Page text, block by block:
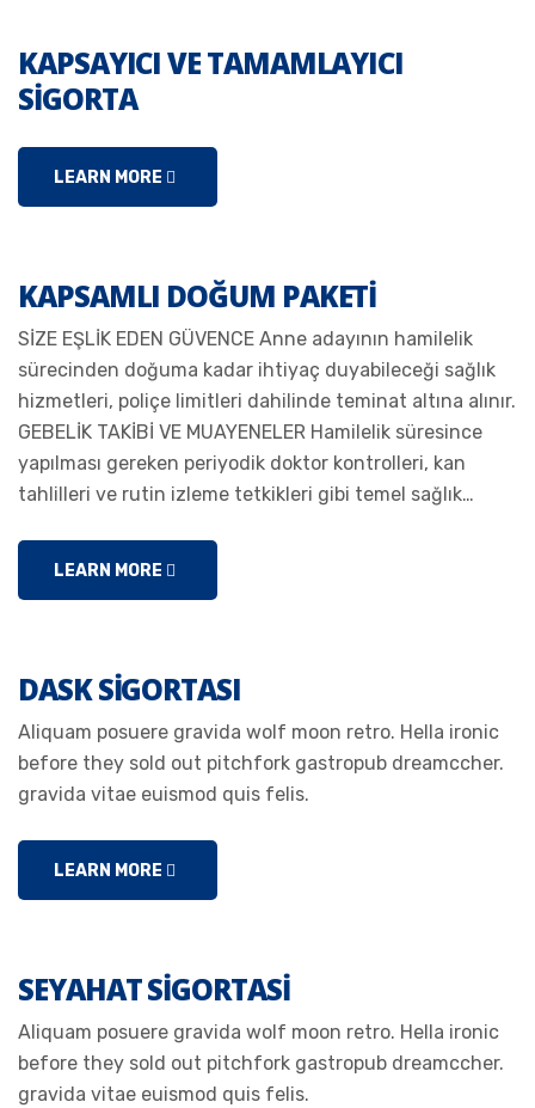
KAPSAYICI VE TAMAMLAYICI
SIGORTA
LEARN MORE
KAPSAMLI DOĞUM PAKETI
SİZE EŞLİK EDEN GÜVENCE Anne adayının hamilelik
sürecinden doğuma kadar ihtiyaç duyabileceği sağlık
hizmetleri, poliçe limitleri dahilinde teminat altına alınır.
GEBELİK TAKİBİ VE MUAYENELER Hamilelik süresince
yapılması gereken periyodik doktor kontrolleri, kan
tahlilleri ve rutin izleme tetkikleri gibi temel sağlık…
LEARN MORE
DASK SIGORTASI
Aliquam posuere gravida wolf moon retro. Hella ironic
before they sold out pitchfork gastropub dreamccher.
gravida vitae euismod quis felis.
LEARN MORE
SEYAHAT SIGORTASI
Aliquam posuere gravida wolf moon retro. Hella ironic
before they sold out pitchfork gastropub dreamccher.
gravida vitae euismod quis felis.